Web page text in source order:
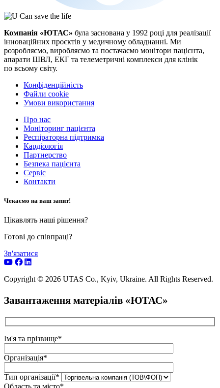
Компанія «ЮТАС» була заснована у 1992 році для реалізації
інноваційних проєктів у медичному обладнанні. Ми
розробляємо, виробляємо та постачаємо монітори пацієнта,
апарати ШВЛ, ЕКГ та телеметричні комплекси для клінік
по всьому світу.
Конфіденційність
Файли cookie
Умови використання
Про нас
Моніторинг пацієнта
Респіраторна підтримка
Кардіологія
Партнерство
Безпека пацієнта
Сервіс
Контакти
Чекаємо на ваш запит!
Цікавлять наші рішення?
Готові до співпраці?
Зв'язатися
Copyright © 2026 UTAS Co., Kyiv, Ukraine. All Rights Reserved.
Завантаження матеріалів «ЮТАС»
Ім'я та прізвище*
Організація*
Тип організації*